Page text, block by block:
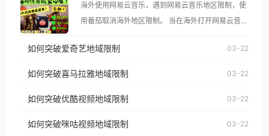
像其他音乐平台一样，出现地区及版权限制问题，且
仅能在中国大陆地区播放。 遇到这个问题的朋友们，
使用番茄回国加速器，即可解决「海外用户收听腾讯
台湾、美国、加拿大、澳大利亚、欧洲等国家和地区
权限制所困扰。
海外使用网易云音乐，遇到网易云音乐地区限制，使
用番茄取消海外地区限制。 当在海外打开网易云音
播放”的提示语。 海外用户如香港、澳门、台湾、美
国、加拿大、澳大利亚、欧洲等国家和地区时，网易
制问题，且仅能在中国大陆地区播放。 遇到这个问题
户收听网易云音乐地区版权限制」的问题，无论人在
如何突破爱奇艺地域限制 03-22
如何突破喜马拉雅地域限制 03-22
如何突破优酷视频地域限制 03-22
如何突破咪咕视频地域限制 03-22